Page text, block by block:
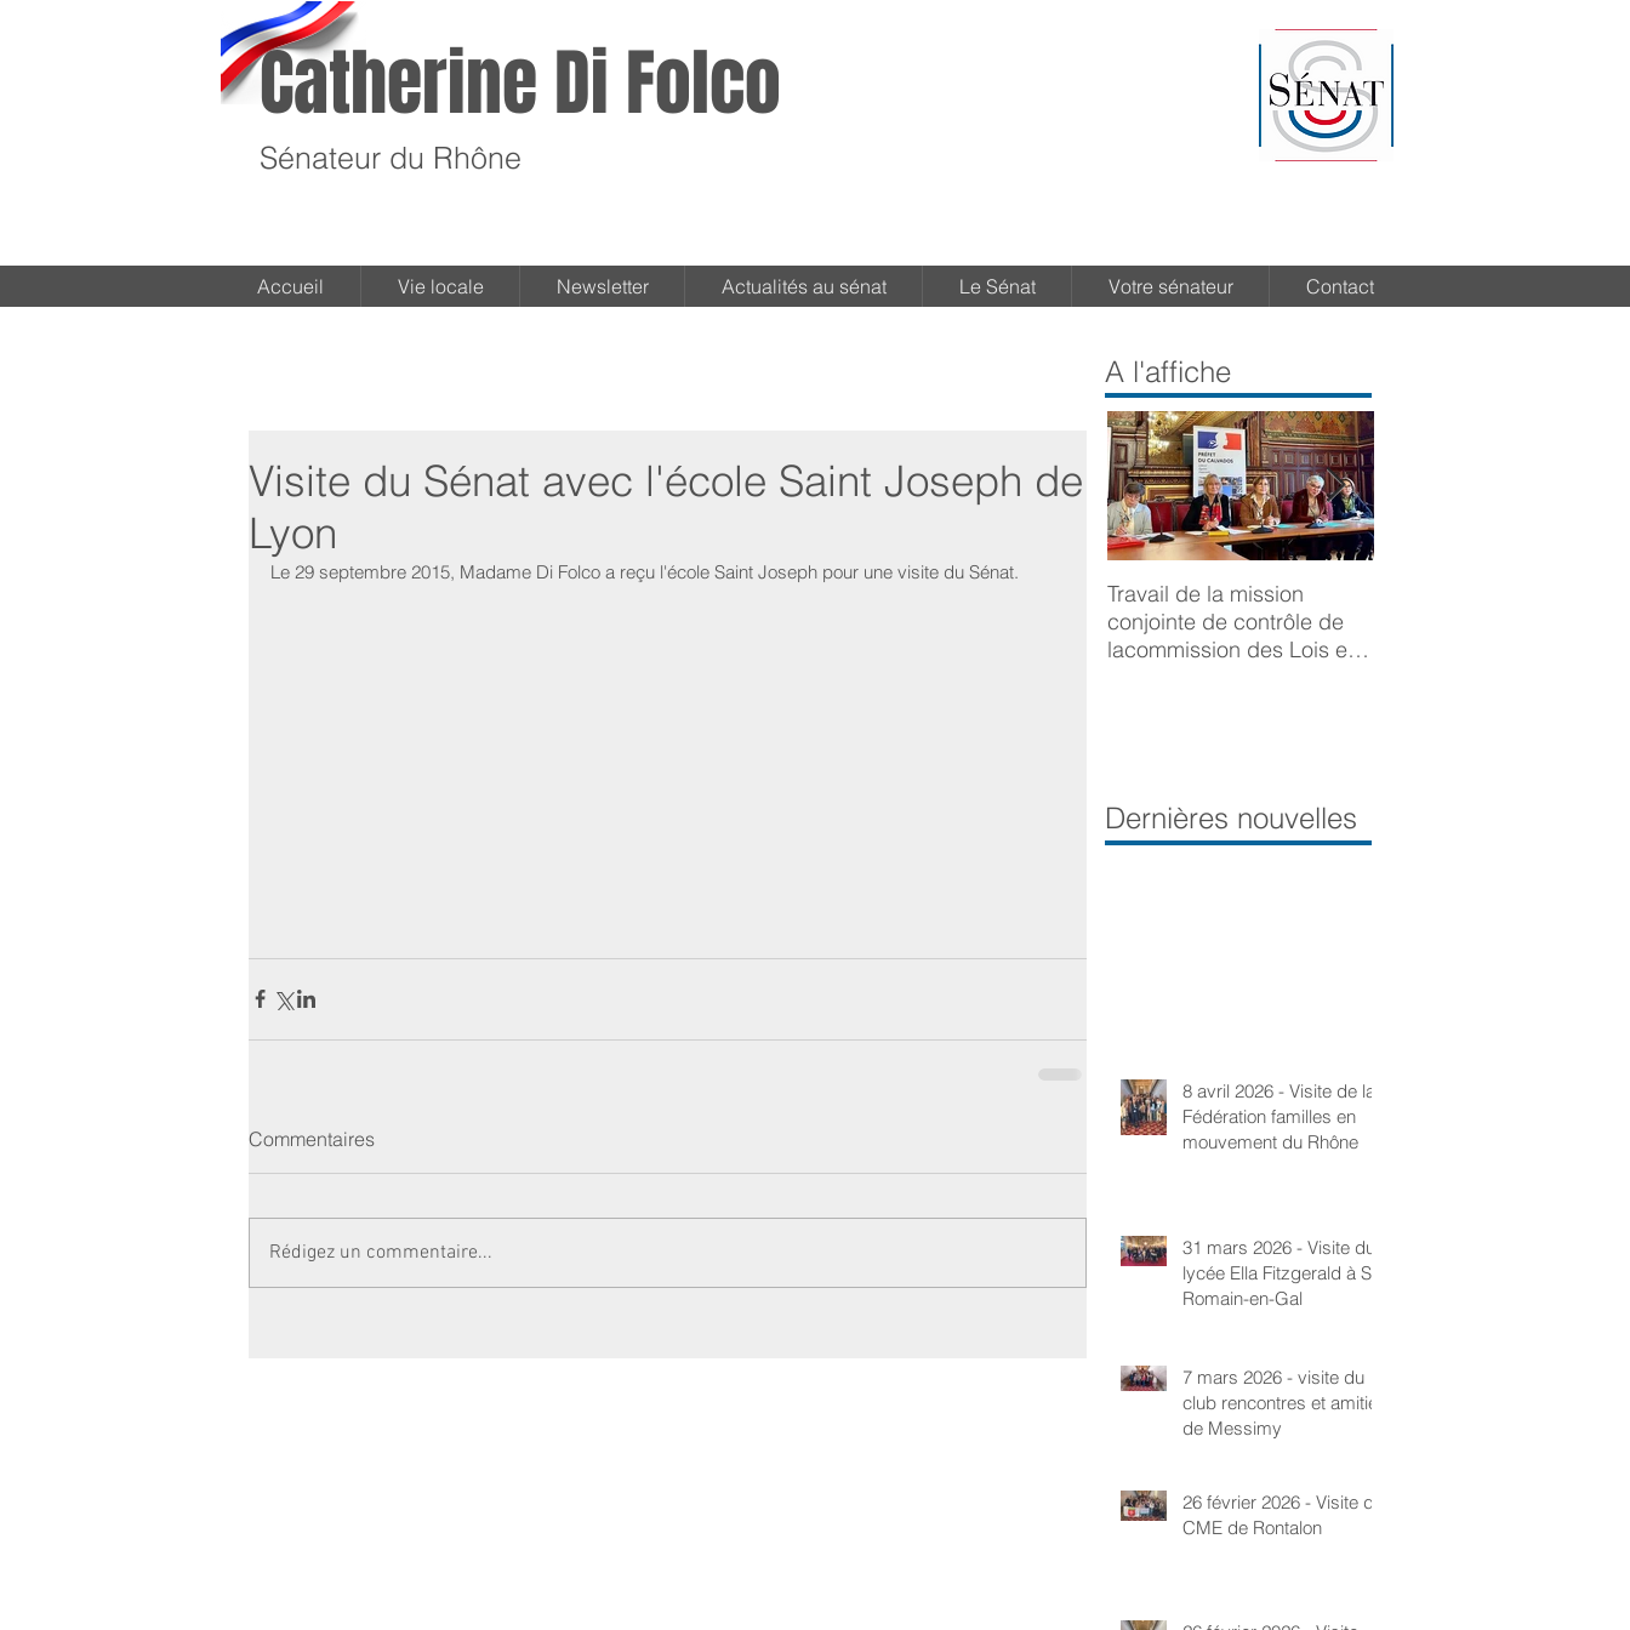
Catherine Di Folco
Sénateur du Rhône
Accueil Vie locale Newsletter Actualités au sénat Le Sénat Votre sénateur Contact
A l'affiche
Visite du Sénat avec l'école Saint Joseph de
Lyon
Le 29 septembre 2015, Madame Di Folco a reçu l'école Saint Joseph pour une visite du Sénat.
Commentaires
Rédigez un commentaire...
Travail de la mission
conjointe de contrôle de
lacommission des Lois et
Dernières nouvelles
8 avril 2026 - Visite de la
Fédération familles en
mouvement du Rhône
31 mars 2026 - Visite du
lycée Ella Fitzgerald à St-
Romain-en-Gal
7 mars 2026 - visite du
club rencontres et amitié
de Messimy
26 février 2026 - Visite du
CME de Rontalon